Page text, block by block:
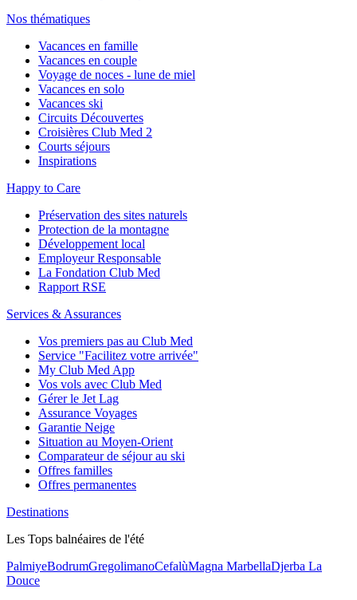
Nos thématiques
Vacances en famille
Vacances en couple
Voyage de noces - lune de miel
Vacances en solo
Vacances ski
Circuits Découvertes
Croisières Club Med 2
Courts séjours
Inspirations
Happy to Care
Préservation des sites naturels
Protection de la montagne
Développement local
Employeur Responsable
La Fondation Club Med
Rapport RSE
Services & Assurances
Vos premiers pas au Club Med
Service "Facilitez votre arrivée"
My Club Med App
Vos vols avec Club Med
Gérer le Jet Lag
Assurance Voyages
Garantie Neige
Situation au Moyen-Orient
Comparateur de séjour au ski
Offres familles
Offres permanentes
Destinations
Les Tops balnéaires de l'été
PalmiyeBodrumGregolimanoCefalùMagna MarbellaDjerba La
Douce